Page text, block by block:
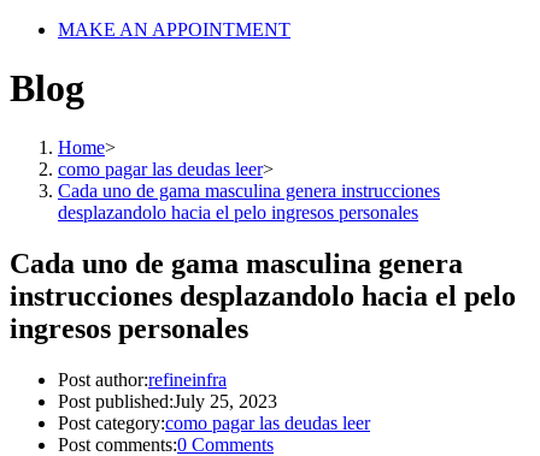
MAKE AN APPOINTMENT
Blog
Home>
como pagar las deudas leer>
Cada uno de gama masculina genera instrucciones
desplazandolo hacia el pelo ingresos personales
Cada uno de gama masculina genera
instrucciones desplazandolo hacia el pelo
ingresos personales
Post author:refineinfra
Post published:July 25, 2023
Post category:como pagar las deudas leer
Post comments:0 Comments